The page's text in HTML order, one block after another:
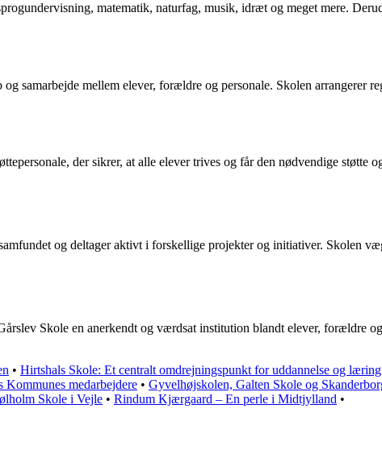
matematik, naturfag, musik, idræt og meget mere.
samarbejde mellem elever, forældre og personale. Skolen arrangerer
der sikrer, at alle elever trives og får den nødvendige
og deltager aktivt i forskellige projekter og initiativer. Skolen
Skole en anerkendt og værdsat institution blandt elever, forældre
• Hirtshals Skole: Et centralt omdrejningspunkt for uddannelse og læring
medarbejdere • Gyvelhøjskolen, Galten Skole og
Skole i Vejle • Rindum Kjærgaard – En perle i Midtjylland •